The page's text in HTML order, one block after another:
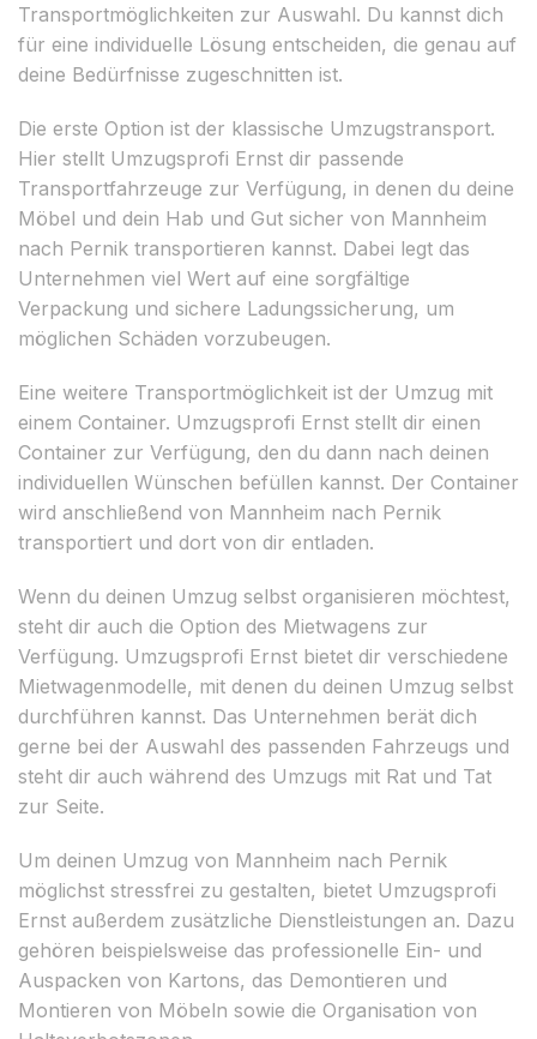
Transportmöglichkeiten zur Auswahl. Du kannst dich
für eine individuelle Lösung entscheiden, die genau auf
deine Bedürfnisse zugeschnitten ist.
Die erste Option ist der klassische Umzugstransport.
Hier stellt Umzugsprofi Ernst dir passende
Transportfahrzeuge zur Verfügung, in denen du deine
Möbel und dein Hab und Gut sicher von Mannheim
nach Pernik transportieren kannst. Dabei legt das
Unternehmen viel Wert auf eine sorgfältige
Verpackung und sichere Ladungssicherung, um
möglichen Schäden vorzubeugen.
Eine weitere Transportmöglichkeit ist der Umzug mit
einem Container. Umzugsprofi Ernst stellt dir einen
Container zur Verfügung, den du dann nach deinen
individuellen Wünschen befüllen kannst. Der Container
wird anschließend von Mannheim nach Pernik
transportiert und dort von dir entladen.
Wenn du deinen Umzug selbst organisieren möchtest,
steht dir auch die Option des Mietwagens zur
Verfügung. Umzugsprofi Ernst bietet dir verschiedene
Mietwagenmodelle, mit denen du deinen Umzug selbst
durchführen kannst. Das Unternehmen berät dich
gerne bei der Auswahl des passenden Fahrzeugs und
steht dir auch während des Umzugs mit Rat und Tat
zur Seite.
Um deinen Umzug von Mannheim nach Pernik
möglichst stressfrei zu gestalten, bietet Umzugsprofi
Ernst außerdem zusätzliche Dienstleistungen an. Dazu
gehören beispielsweise das professionelle Ein- und
Auspacken von Kartons, das Demontieren und
Montieren von Möbeln sowie die Organisation von